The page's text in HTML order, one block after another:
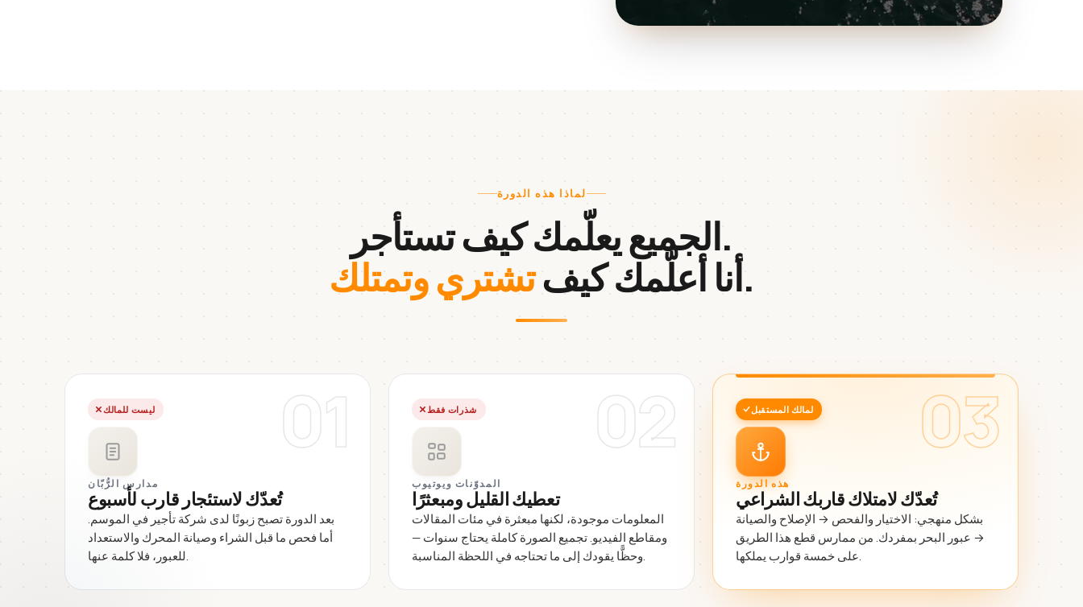
لماذا هذه الدورة
الجميع يعلّمك كيف تستأجر.
أنا أعلّمك كيفتشتري وتمتلك .
01 ليست للمالك
مدارس الرُّبّان
تُعدّك لاستئجار قارب لأسبوع
بعد الدورة تصبح زبونًا لدى شركة تأجير في الموسم.
أما فحص ما قبل الشراء وصيانة المحرك والاستعداد
للعبور، فلا كلمة عنها.
02 شذرات فقط
المدوّنات ويوتيوب
تعطيك القليل ومبعثرًا
المعلومات موجودة، لكنها مبعثرة في مئات المقالات
ومقاطع الفيديو. تجميع الصورة كاملة يحتاج سنوات —
وحظًّا يقودك إلى ما تحتاجه في اللحظة المناسبة.
03 لمالك المستقبل
هذه الدورة
تُعدّك لامتلاك قاربك الشراعي
بشكل منهجي: الاختيار والفحص → الإصلاح والصيانة
→ عبور البحر بمفردك. من ممارس قطع هذا الطريق
على خمسة قوارب يملكها.